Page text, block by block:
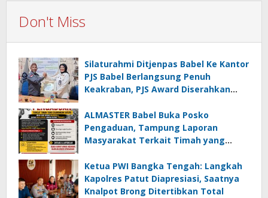
Don't Miss
Silaturahmi Ditjenpas Babel Ke Kantor
PJS Babel Berlangsung Penuh
Keakraban, PJS Award Diserahkan
ALMASTER Babel Buka Posko
Pengaduan, Tampung Laporan
Masyarakat Terkait Timah yang
Ketua PWI Bangka Tengah: Langkah
Kapolres Patut Diapresiasi, Saatnya
Knalpot Brong Ditertibkan Total